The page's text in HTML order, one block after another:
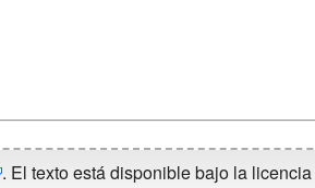
. El texto está disponible bajo la licencia